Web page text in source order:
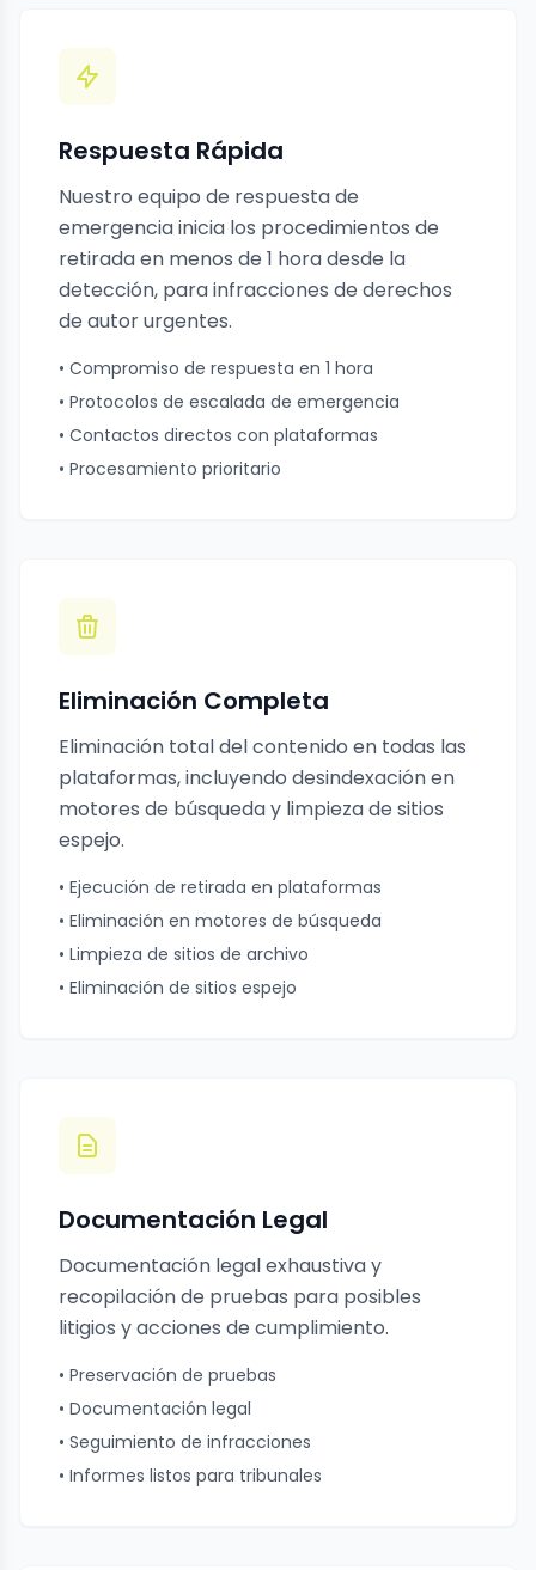
Respuesta Rápida
Nuestro equipo de respuesta de
emergencia inicia los procedimientos de
retirada en menos de 1 hora desde la
detección, para infracciones de derechos
de autor urgentes.
• Compromiso de respuesta en 1 hora
• Protocolos de escalada de emergencia
• Contactos directos con plataformas
• Procesamiento prioritario
Eliminación Completa
Eliminación total del contenido en todas las
plataformas, incluyendo desindexación en
motores de búsqueda y limpieza de sitios
espejo.
• Ejecución de retirada en plataformas
• Eliminación en motores de búsqueda
• Limpieza de sitios de archivo
• Eliminación de sitios espejo
Documentación Legal
Documentación legal exhaustiva y
recopilación de pruebas para posibles
litigios y acciones de cumplimiento.
• Preservación de pruebas
• Documentación legal
• Seguimiento de infracciones
• Informes listos para tribunales